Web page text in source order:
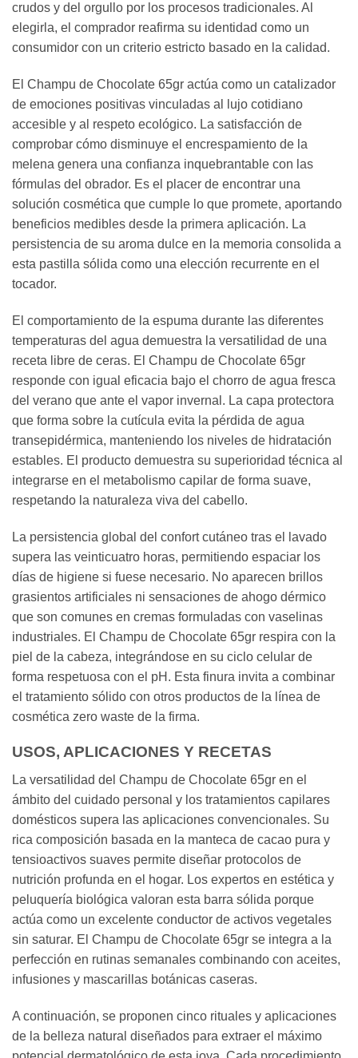
crudos y del orgullo por los procesos tradicionales. Al
elegirla, el comprador reafirma su identidad como un
consumidor con un criterio estricto basado en la calidad.
El Champu de Chocolate 65gr actúa como un catalizador
de emociones positivas vinculadas al lujo cotidiano
accesible y al respeto ecológico. La satisfacción de
comprobar cómo disminuye el encrespamiento de la
melena genera una confianza inquebrantable con las
fórmulas del obrador. Es el placer de encontrar una
solución cosmética que cumple lo que promete, aportando
beneficios medibles desde la primera aplicación. La
persistencia de su aroma dulce en la memoria consolida a
esta pastilla sólida como una elección recurrente en el
tocador.
El comportamiento de la espuma durante las diferentes
temperaturas del agua demuestra la versatilidad de una
receta libre de ceras. El Champu de Chocolate 65gr
responde con igual eficacia bajo el chorro de agua fresca
del verano que ante el vapor invernal. La capa protectora
que forma sobre la cutícula evita la pérdida de agua
transepidérmica, manteniendo los niveles de hidratación
estables. El producto demuestra su superioridad técnica al
integrarse en el metabolismo capilar de forma suave,
respetando la naturaleza viva del cabello.
La persistencia global del confort cutáneo tras el lavado
supera las veinticuatro horas, permitiendo espaciar los
días de higiene si fuese necesario. No aparecen brillos
grasientos artificiales ni sensaciones de ahogo dérmico
que son comunes en cremas formuladas con vaselinas
industriales. El Champu de Chocolate 65gr respira con la
piel de la cabeza, integrándose en su ciclo celular de
forma respetuosa con el pH. Esta finura invita a combinar
el tratamiento sólido con otros productos de la línea de
cosmética zero waste de la firma.
USOS, APLICACIONES Y RECETAS
La versatilidad del Champu de Chocolate 65gr en el
ámbito del cuidado personal y los tratamientos capilares
domésticos supera las aplicaciones convencionales. Su
rica composición basada en la manteca de cacao pura y
tensioactivos suaves permite diseñar protocolos de
nutrición profunda en el hogar. Los expertos en estética y
peluquería biológica valoran esta barra sólida porque
actúa como un excelente conductor de activos vegetales
sin saturar. El Champu de Chocolate 65gr se integra a la
perfección en rutinas semanales combinando con aceites,
infusiones y mascarillas botánicas caseras.
A continuación, se proponen cinco rituales y aplicaciones
de la belleza natural diseñados para extraer el máximo